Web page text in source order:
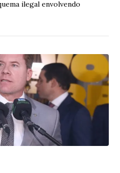
ilegal envolvendo